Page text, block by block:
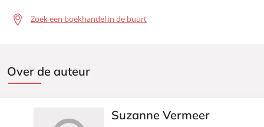
Zoek een boekhandel in de buurt
Over de auteur
Suzanne Vermeer